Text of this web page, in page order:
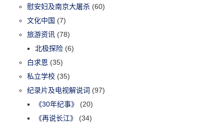
慰安妇及南京大屠杀 (60)
文化中国 (7)
旅游资讯 (78)
北极探险 (6)
白求恩 (35)
私立学校 (35)
纪录片及电视解说词 (97)
《30年纪事》
(20)
《再说长江》
(34)